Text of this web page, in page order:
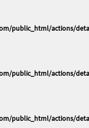
public_html/actions/
public_html/actions/
public_html/actions/